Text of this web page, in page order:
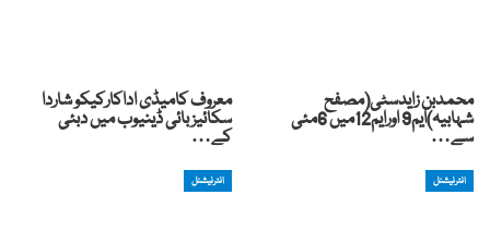
محمدبن زایدسٹی(مصفح
شہابیہ)ایم9 اورایم12میں 6مئی
سے…
معروف کامیڈی اداکارکیکو شاردا
سکائیز بائی ڈینیوب میں دبئی
کے…
انٹرنیشنل انٹرنیشنل